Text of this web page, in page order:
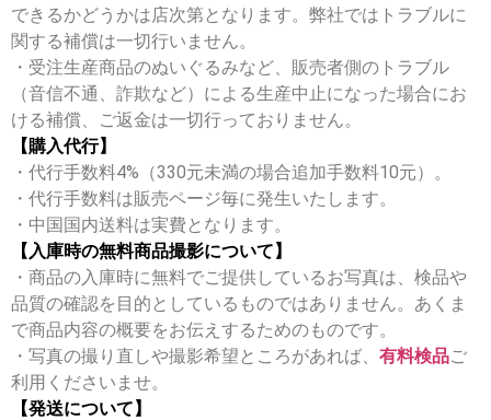
できるかどうかは店次第となります。弊社ではトラブルに
関する補償は一切行いません。
・受注生産商品のぬいぐるみなど、販売者側のトラブル
（音信不通、詐欺など）による生産中止になった場合にお
ける補償、ご返金は一切行っておりません。
【購入代行】
・代行手数料4%（330元未満の場合追加手数料10元）。
・代行手数料は販売ページ毎に発生いたします。
・中国国内送料は実費となります。
【入庫時の無料商品撮影について】
・商品の入庫時に無料でご提供しているお写真は、検品や
品質の確認を目的としているものではありません。あくま
で商品内容の概要をお伝えするためのものです。
・写真の撮り直しや撮影希望ところがあれば、 有料検品ご
利用くださいませ。
【発送について】